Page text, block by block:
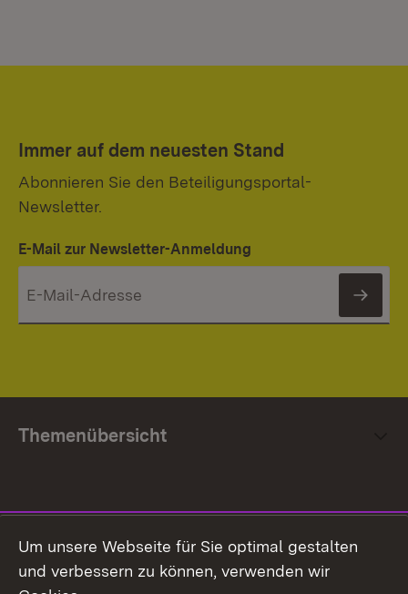
Immer auf dem neuesten Stand
Abonnieren Sie den Beteiligungsportal-
Newsletter.
E-Mail zur Newsletter-Anmeldung
Themenübersicht
Facebook
Um unsere Webseite für Sie optimal gestalten
und verbessern zu können, verwenden wir